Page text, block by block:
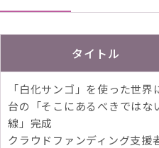
タイトル
「白化サンゴ」を使った世界
台の「そこにあるべきではな
線」完成
クラウドファンディング支援